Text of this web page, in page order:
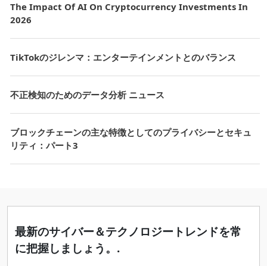
The Impact Of AI On Cryptocurrency Investments In
2026
TikTokのジレンマ：エンターテインメントとのバランス
不正検知のためのデータ分析 ニュース
ブロックチェーンの主な特徴としてのプライバシーとセキュ
リティ：パート3
最新のサイバー＆テクノロジートレンドを常
に把握しましょう。.